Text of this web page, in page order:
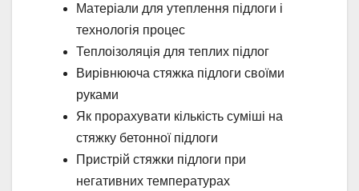
Матеріали для утеплення підлоги і
технологія процес
Теплоізоляція для теплих підлог
Вирівнююча стяжка підлоги своїми
руками
Як прорахувати кількість суміші на
стяжку бетонної підлоги
Пристрій стяжки підлоги при
негативних температурах